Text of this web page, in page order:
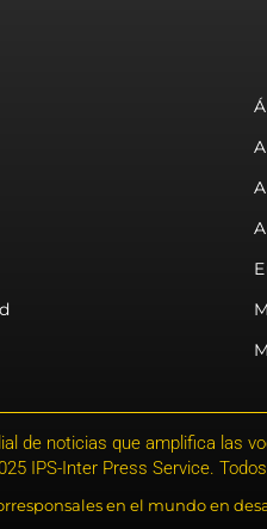
de noticias que amplifica las
IPS-Inter Press Service.
en el mundo en